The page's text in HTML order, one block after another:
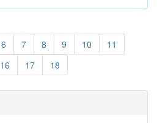
6 7 8 9 10
11
16 17 18